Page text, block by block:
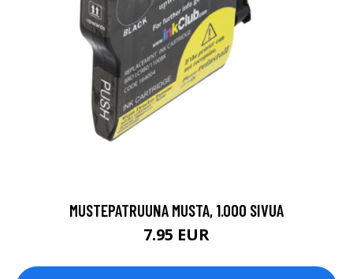
MUSTEPATRUUNA MUSTA, 1.000 SIVUA
7.95 EUR